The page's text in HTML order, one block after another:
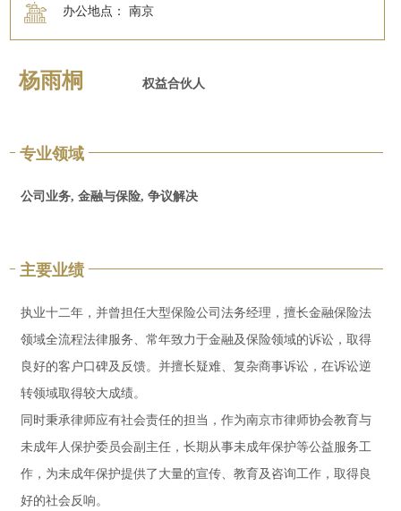
办公地点： 南京
杨雨桐 权益合伙人
专业领域
公司业务, 金融与保险, 争议解决
主要业绩
执业十二年，并曾担任大型保险公司法务经理，擅长金融保险法
领域全流程法律服务、常年致力于金融及保险领域的诉讼，取得
良好的客户口碑及反馈。并擅长疑难、复杂商事诉讼，在诉讼逆
转领域取得较大成绩。
同时秉承律师应有社会责任的担当，作为南京市律师协会教育与
未成年人保护委员会副主任，长期从事未成年保护等公益服务工
作，为未成年保护提供了大量的宣传、教育及咨询工作，取得良
好的社会反响。